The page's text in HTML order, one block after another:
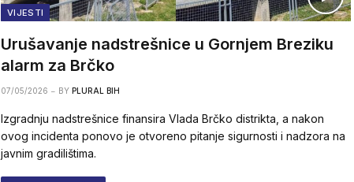
VIJESTI
Urušavanje nadstrešnice u Gornjem Breziku
alarm za Brčko
07/05/2026 BY PLURAL BIH
Izgradnju nadstrešnice finansira Vlada Brčko distrikta, a nakon
ovog incidenta ponovo je otvoreno pitanje sigurnosti i nadzora na
javnim gradilištima.